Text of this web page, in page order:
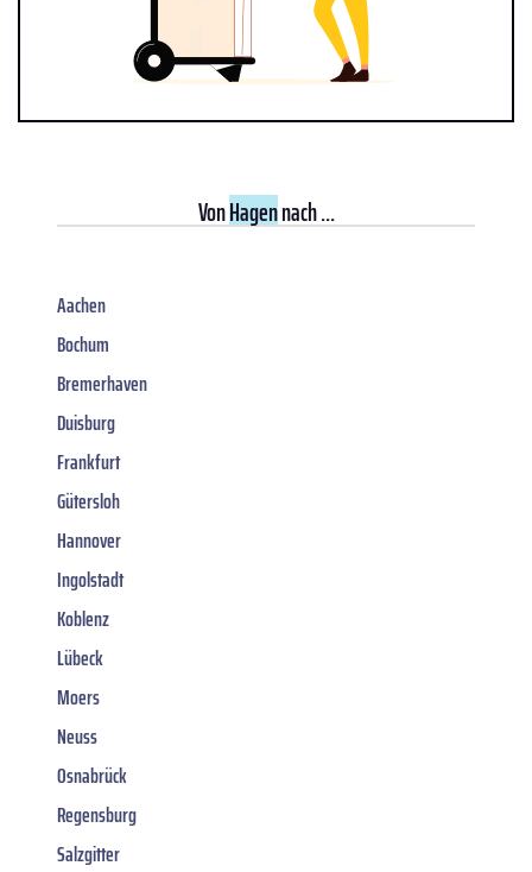
VonHagennach ...
Aachen
Bochum
Bremerhaven
Duisburg
Frankfurt
Gütersloh
Hannover
Ingolstadt
Koblenz
Lübeck
Moers
Neuss
Osnabrück
Regensburg
Salzgitter